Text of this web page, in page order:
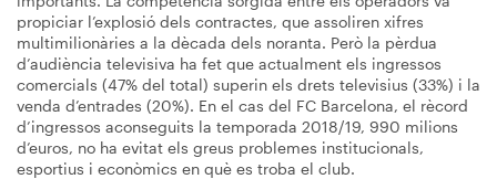
propiciar l’explosió dels contractes, que assoliren xifres
multimilionàries a la dècada dels noranta. Però la pèrdua
d’audiència televisiva ha fet que actualment els ingressos
comercials (47% del total) superin els drets televisius (33%) i la
venda d’entrades (20%). En el cas del FC Barcelona, el rècord
d’ingressos aconseguits la temporada 2018/19, 990 milions
d’euros, no ha evitat els greus problemes institucionals,
esportius i econòmics en què es troba el club.